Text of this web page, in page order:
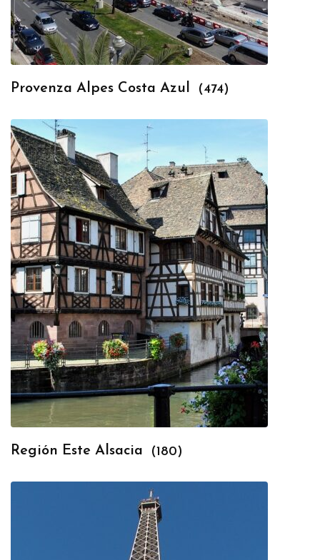
Provenza Alpes Costa Azul (474)
Región Este Alsacia (180)